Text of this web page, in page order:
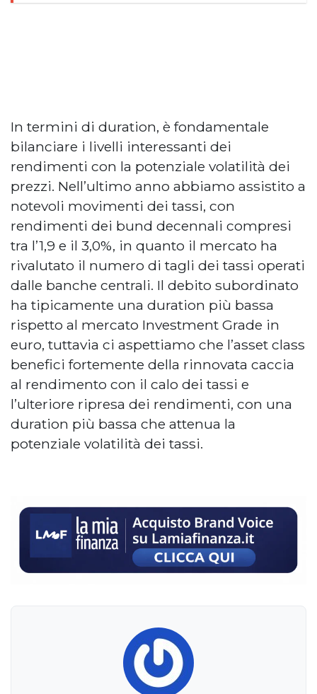
In termini di duration, è fondamentale
bilanciare i livelli interessanti dei
rendimenti con la potenziale volatilità dei
prezzi. Nell’ultimo anno abbiamo assistito a
notevoli movimenti dei tassi, con
rendimenti dei bund decennali compresi
tra l’1,9 e il 3,0%, in quanto il mercato ha
rivalutato il numero di tagli dei tassi operati
dalle banche centrali. Il debito subordinato
ha tipicamente una duration più bassa
rispetto al mercato Investment Grade in
euro, tuttavia ci aspettiamo che l’asset class
benefici fortemente della rinnovata caccia
al rendimento con il calo dei tassi e
l’ulteriore ripresa dei rendimenti, con una
duration più bassa che attenua la
potenziale volatilità dei tassi.